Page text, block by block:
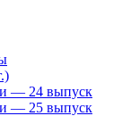
— 24 выпуск
— 25 выпуск